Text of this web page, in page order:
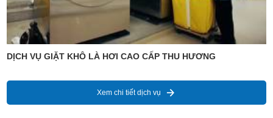
DỊCH VỤ GIẶT KHÔ LÀ HƠI CAO CẤP THU HƯƠNG
Xem chi tiết dịch vụ